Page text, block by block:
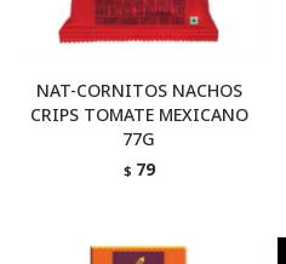
NAT-CORNITOS NACHOS
CRIPS TOMATE MEXICANO
77G
$ 79